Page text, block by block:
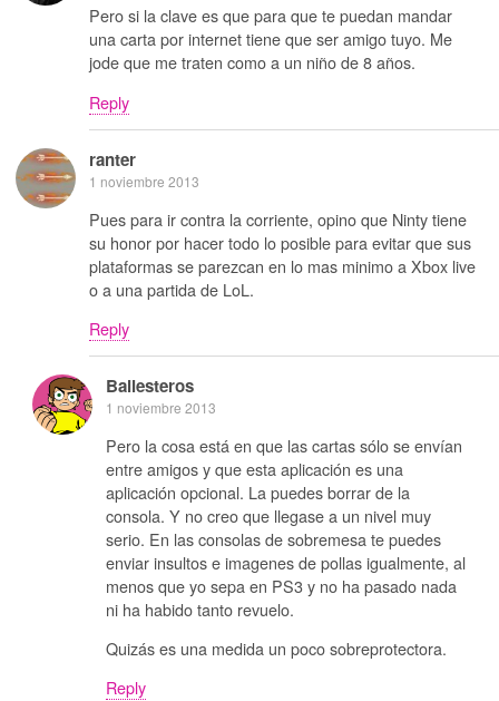
Pero si la clave es que para que te puedan mandar
una carta por internet tiene que ser amigo tuyo. Me
jode que me traten como a un niño de 8 años.
Reply
ranter
1 noviembre 2013
Pues para ir contra la corriente, opino que Ninty tiene
su honor por hacer todo lo posible para evitar que sus
plataformas se parezcan en lo mas minimo a Xbox live
o a una partida de LoL.
Reply
Ballesteros
1 noviembre 2013
Pero la cosa está en que las cartas sólo se envían
entre amigos y que esta aplicación es una
aplicación opcional. La puedes borrar de la
consola. Y no creo que llegase a un nivel muy
serio. En las consolas de sobremesa te puedes
enviar insultos e imagenes de pollas igualmente, al
menos que yo sepa en PS3 y no ha pasado nada
ni ha habido tanto revuelo.
Quizás es una medida un poco sobreprotectora.
Reply